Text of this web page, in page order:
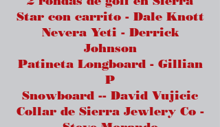
Star con carrito - Dale Knott
Nevera Yeti - Derrick
Johnson
Patineta Longboard - Gillian
P
Snowboard -- David Vujicic
Collar de Sierra Jewlery Co -